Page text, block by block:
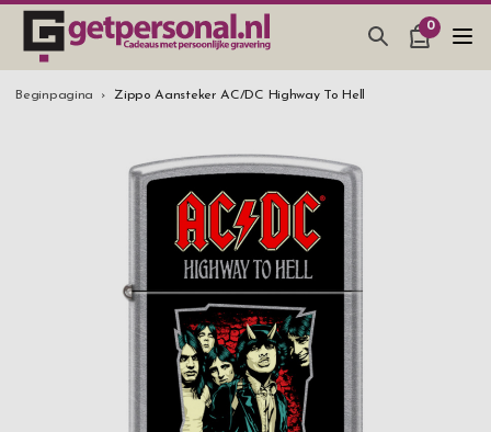
0
CADEAUS & GADGETS
SIERADEN & ACCESSOIRES
CADEAUS IDEEËN
HUWELIJKSGESCHENK 2026
Beginpagina Zippo Aansteker AC/DC Highway To Hell